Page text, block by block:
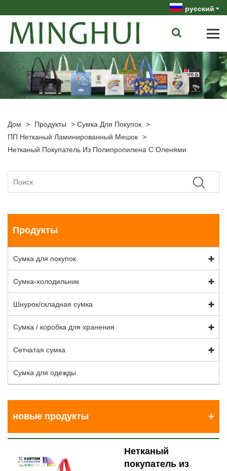
русский
Дом > Продукты > Сумка Для Покупок >
ПП Нетканый Ламинированный Мешок >
Нетканый Покупатель Из Полипропилена С Оленями
Продукты
Сумка для покупок
Сумка-холодильник
Шнурок/складная сумка
Сумка / коробка для хранения
Сетчатая сумка
Сумка для одежды
новые продукты
Нетканый
покупатель из